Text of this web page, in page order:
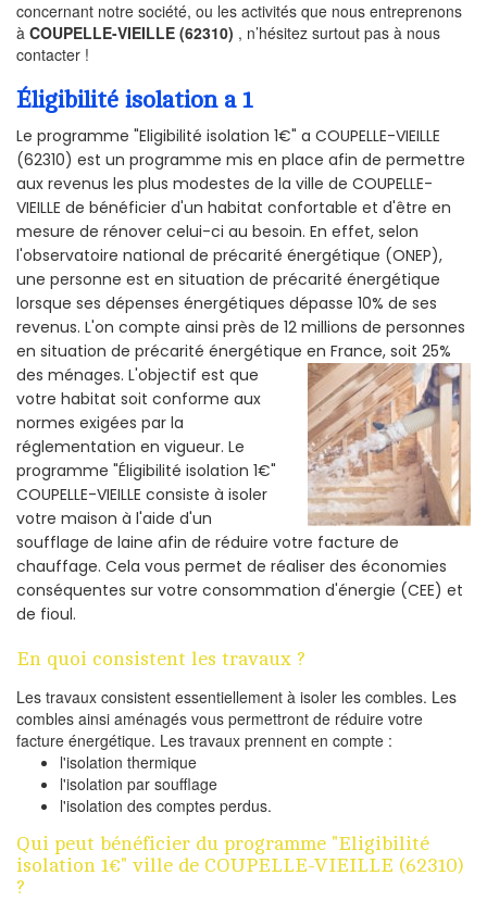
concernant notre société, ou les activités que nous entreprenons
à COUPELLE-VIEILLE (62310) , n’hésitez surtout pas à nous
contacter !
Éligibilité isolation a 1
Le programme "Eligibilité isolation 1€" a COUPELLE-VIEILLE
(62310) est un programme mis en place afin de permettre
aux revenus les plus modestes de la ville de COUPELLE-
VIEILLE de bénéficier d'un habitat confortable et d'être en
mesure de rénover celui-ci au besoin. En effet, selon
l'observatoire national de précarité énergétique (ONEP),
une personne est en situation de précarité énergétique
lorsque ses dépenses énergétiques dépasse 10% de ses
revenus. L'on compte ainsi près de 12 millions de personnes
en situation de précarité énergétique en France, soit 25%
des ménages. L'objectif est que
votre habitat soit conforme aux
normes exigées par la
réglementation en vigueur. Le
programme "Éligibilité isolation 1€"
COUPELLE-VIEILLE consiste à isoler
votre maison à l'aide d'un
soufflage de laine afin de réduire votre facture de
chauffage. Cela vous permet de réaliser des économies
conséquentes sur votre consommation d'énergie (CEE) et
de fioul.
En quoi consistent les travaux ?
Les travaux consistent essentiellement à isoler les combles. Les
combles ainsi aménagés vous permettront de réduire votre
facture énergétique. Les travaux prennent en compte :
l'isolation thermique
l'isolation par soufflage
l'isolation des comptes perdus.
Qui peut bénéficier du programme "Eligibilité
isolation 1€" ville de COUPELLE-VIEILLE (62310)
?